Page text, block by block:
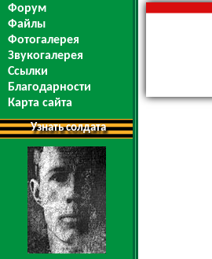
Форум
Файлы
Фотогалерея
Звукогалерея
Ссылки
Благодарности
Карта сайта
Узнать солдата